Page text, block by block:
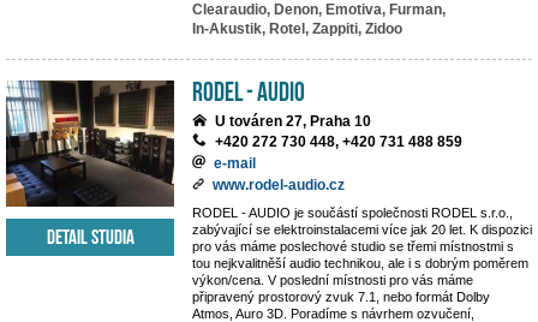
Clearaudio, Denon, Emotiva, Furman,
In-Akustik, Rotel, Zappiti, Zidoo
RODEL - AUDIO
U továren 27, Praha 10
+420 272 730 448, +420 731 488 859
e-mail
www.rodel-audio.cz
RODEL - AUDIO je součástí společnosti RODEL s.r.o.,
zabývající se elektroinstalacemi více jak 20 let. K dispozici
pro vás máme poslechové studio se třemi místnostmi s
tou nejkvalitněší audio technikou, ale i s dobrým poměrem
výkon/cena. V poslední místnosti pro vás máme
připravený prostorový zvuk 7.1, nebo formát Dolby
Atmos, Auro 3D. Poradíme s návrhem ozvučení,
Detail studia